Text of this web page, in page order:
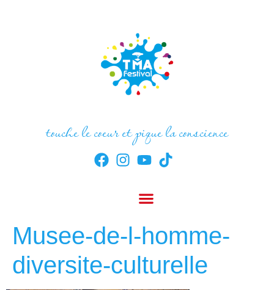
touche le coeur et pique la conscience
Musee-de-l-homme-
diversite-culturelle